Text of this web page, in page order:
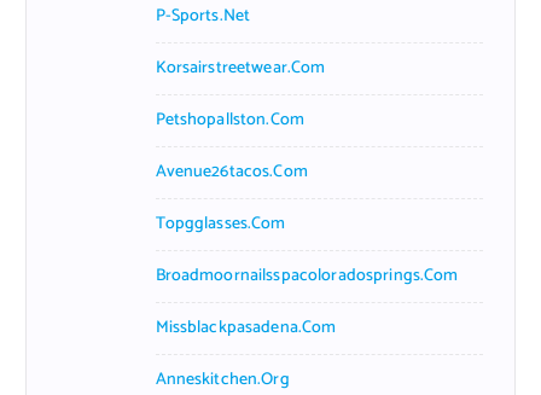
P-Sports.net
Korsairstreetwear.com
Petshopallston.com
Avenue26tacos.com
Topgglasses.com
Broadmoornailsspacoloradosprings.com
Missblackpasadena.com
Anneskitchen.org